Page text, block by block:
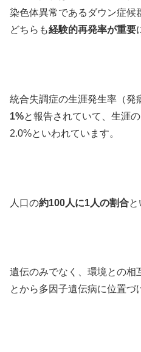
染色体異常であるダウン症候
どちらも経験的再発率が重要
統合失調症の生涯発生率（発
1%と報告されていて、生涯
2.0%といわれています。
人口の約100人に1人の割合と
遺伝のみでなく、環境との相
とから多因子遺伝病に位置づ